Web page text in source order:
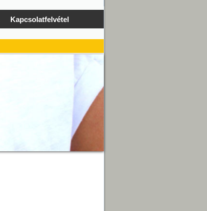
Kapcsolatfelvétel